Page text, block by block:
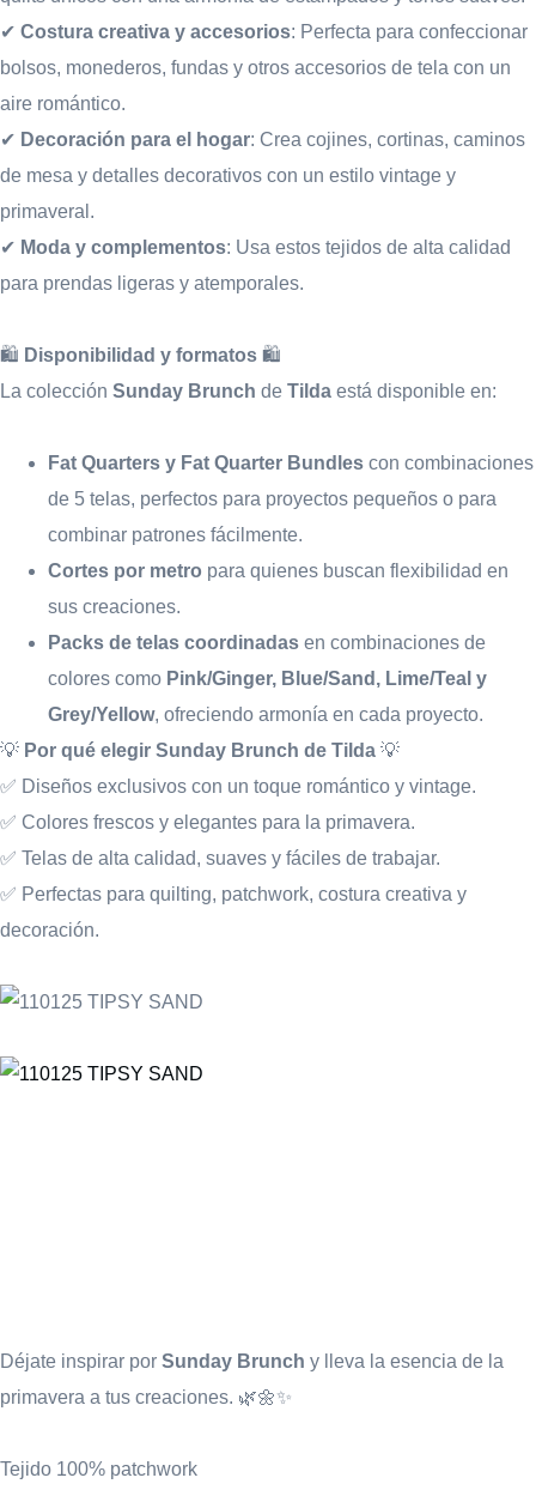
✔ Costura creativa y accesorios: Perfecta para confeccionar
bolsos, monederos, fundas y otros accesorios de tela con un
aire romántico.
✔ Decoración para el hogar: Crea cojines, cortinas, caminos
de mesa y detalles decorativos con un estilo vintage y
primaveral.
✔ Moda y complementos: Usa estos tejidos de alta calidad
para prendas ligeras y atemporales.
🛍 Disponibilidad y formatos 🛍
La colección Sunday Brunch de Tilda está disponible en:
Fat Quarters y Fat Quarter Bundles con combinaciones
de 5 telas, perfectos para proyectos pequeños o para
combinar patrones fácilmente.
Cortes por metro para quienes buscan flexibilidad en
sus creaciones.
Packs de telas coordinadas en combinaciones de
colores como Pink/Ginger, Blue/Sand, Lime/Teal y
Grey/Yellow, ofreciendo armonía en cada proyecto.
💡 Por qué elegir Sunday Brunch de Tilda 💡
✅ Diseños exclusivos con un toque romántico y vintage.
✅ Colores frescos y elegantes para la primavera.
✅ Telas de alta calidad, suaves y fáciles de trabajar.
✅ Perfectas para quilting, patchwork, costura creativa y
decoración.
Déjate inspirar por Sunday Brunch y lleva la esencia de la
primavera a tus creaciones. 🌿🌼✨
Tejido 100% patchwork